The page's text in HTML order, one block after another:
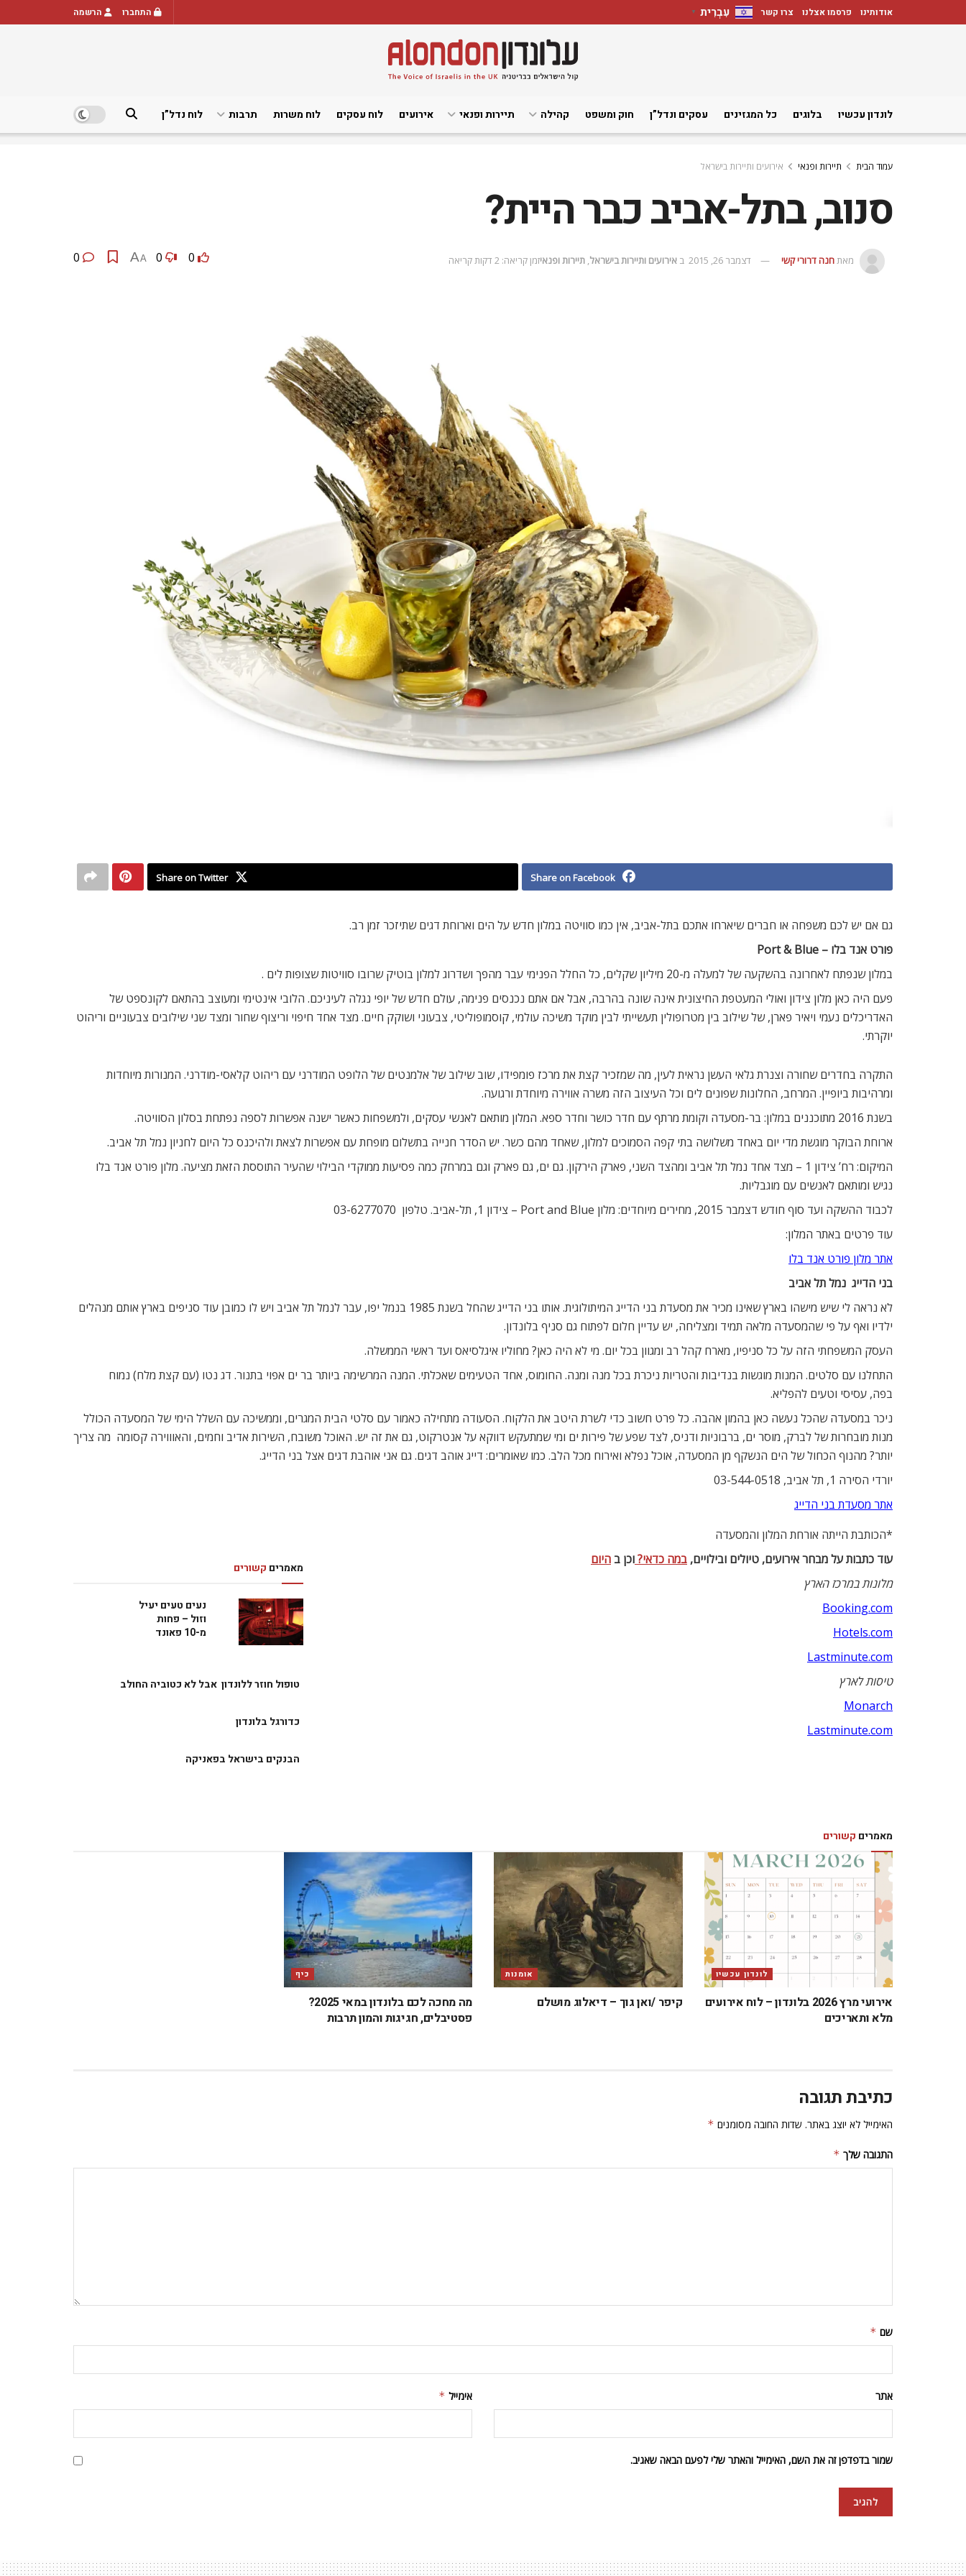
אודותינו פרסמו אצלנו צרו קשר עִבְרִית ▼ התחברו הרשמה
לונדון עכשיו בלוגים כל המגזינים עסקים ונדל”ן חוק ומשפט קהילה תיירות ופנאי אירועים לוח עסקים לוח משרות תרבות לוח נדל”ן
עמוד הבית תיירות ופנאי אירועים ותיירות בישראל
סנוב, בתל-אביב כבר היית?
מאתחנה דרורי קשי דצמבר 26, 2015 ב אירועים ותיירות בישראל, תיירות ופנאיזמן קריאה: 2 דקות קריאה 0
0
A
A
Share on Facebook
Share on Twitter
גם אם יש לכם משפחה או חברים שיארחו אתכם בתל-אביב, אין כמו סוויטה במלון חדש על הים וארוחת דגים שתיזכר זמן רב.
פורט אנד בלו – Port & Blue
במלון שנפתח לאחרונה בהשקעה של למעלה מ-20 מיליון שקלים, כל החלל הפנימי עבר מהפך ושדרוג למלון בוטיק שרובו סוויטות שצופות לים .
פעם היה כאן מלון צידון ואולי המעטפת החיצונית אינה שונה בהרבה, אבל אם אתם נכנסים פנימה, עולם חדש של יופי נגלה לעיניכם. הלובי אינטימי ומעוצב בהתאם לקונספט של
האדריכלים נעמי ויאיר פארן, של שילוב בין מטרופולין תעשייתי לבין מוקד משיכה עולמי, קוסמופוליטי, צבעוני ושוקק חיים. מצד אחד חיפוי וריצוף שחור ומצד שני שילובים צבעוניים וריהוט
יוקרתי.
התקרה בחדרים שחורה וצנרת גלאי העשן נראית לעין, מה שמזכיר קצת את מרכז פומפידו, שוב שילוב של אלמנטים של הלופט המודרני עם ריהוט קלאסי-מודרני. המנורות מיוחדות
ומרהיבות ביופיין. המרחב, החלונות שפונים לים וכל העיצוב הזה משרה אווירה מיוחדת ורגועה.
בשנת 2016 מתוכננים במלון: בר-מסעדה וקומת מרתף עם חדר כושר וחדר ספא. המלון מותאם לאנשי עסקים, ולמשפחות כאשר ישנה אפשרות לספה נפתחת בסלון הסוויטה.
ארוחת הבוקר מוגשת מדי יום באחד משלושה בתי קפה הסמוכים למלון, שאחד מהם כשר. יש הסדר חנייה בתשלום מופחת עם אפשרות לצאת ולהיכנס כל היום לחניון נמל תל אביב.
המיקום: רח’ צידון 1 – מצד אחד נמל תל אביב ומהצד השני, פארק הירקון. גם ים, גם פארק וגם במרחק כמה פסיעות ממוקדי הבילוי שהעיר התוססת הזאת מציעה. מלון פורט אנד בלו
נגיש ומותאם לאנשים עם מוגבליות.
לכבוד ההשקה ועד סוף חודש דצמבר 2015, מחירים מיוחדים: מלון Port and Blue – צידון 1, תל-אביב. טלפון  03-6277070
עוד פרטים באתר המלון:
אתר מלון פורט אנד בלו
בני הדייג  נמל תל אביב
לא נראה לי שיש מישהו בארץ שאינו מכיר את מסעדת בני הדייג המיתולוגית. אותו בני הדייג שהחל בשנת 1985 בנמל יפו, עבר לנמל תל אביב ויש לו כמובן עוד סניפים בארץ אותם מנהלים
ילדיו ואף על פי שהמסעדה מלאה תמיד ומצליחה, יש עדיין חלום לפתוח גם סניף בלונדון.
העסק המשפחתי הזה על כל סניפיו, מארח קהל רב ומגוון בכל יום. מי לא היה כאן? מחוליו איגלסיאס ועד ראשי הממשלה.
התחלנו עם סלטים. המנות מוגשות בנדיבות והטריות ניכרת בכל מנה ומנה. החומוס, אחד הטעימים שאכלתי. המנה המרשימה ביותר בר ים אפוי בתנור. דג נטו (עם קצת מלח) נמוח
בפה, עסיסי וטעים להפליא.
ניכר במסעדה שהכל נעשה כאן בהמון אהבה. כל פרט חשוב כדי לשרת היטב את הלקוח. הסעודה מתחילה כאמור עם סלטי הבית המגרים, וממשיכה עם השלל הימי של המסעדה הכולל
מנות מובחרות של לברק, מוסר ים, ברבוניות ודניס, לצד שפע של פירות ים ומי שמתעקש דווקא על אנטרקוט, גם את זה יש. האוכל משובח, השירות אדיב וחמים, והאוווירה קסומה  מה צריך
יותר? מהנוף הכחול של הים הנשקף מן המסעדה, אוכל נפלא ואירוח מכל הלב. כמו שאומרים: דייג אוהב דגים. גם אני אוהבת דגים אצל בני הדייג.
יורדי הסירה 1, תל אביב, 03-544-0518
אתר מסעדת בני הדייג
*הכותבת הייתה אורחת המלון והמסעדה
מאמרים קשורים
נעים טעים יעיל
וזול – פחות
מ-10 פאונד
טופול חוזר ללונדון  אבל לא כטוביה החולב
כדורגל בלונדון
הבנקים בישראל בפאניקה
עוד כתבות על מבחר אירועים, טיולים ובילויים, במה כדאי?וכן ב היום
מלונות במרכז הארץ
Booking.com
Hotels.com
Lastminute.com
טיסות לארץ
Monarch
Lastminute.com
מאמרים קשורים
לונדון עכשיו
אירועי מרץ 2026 בלונדון – לוח אירועים
מלא ותאריכים
אומנות
קיפר /ואן גוך – דיאלוג מושלם
כיף
מה מחכה לכם בלונדון במאי 2025?
פסטיבלים, חגיגות והמון תרבות
כתיבת תגובה
האימייל לא יוצג באתר. שדות החובה מסומנים *
התגובה שלך *
שם *
אימייל * אתר
שמור בדפדפן זה את השם, האימייל והאתר שלי לפעם הבאה שאגיב.